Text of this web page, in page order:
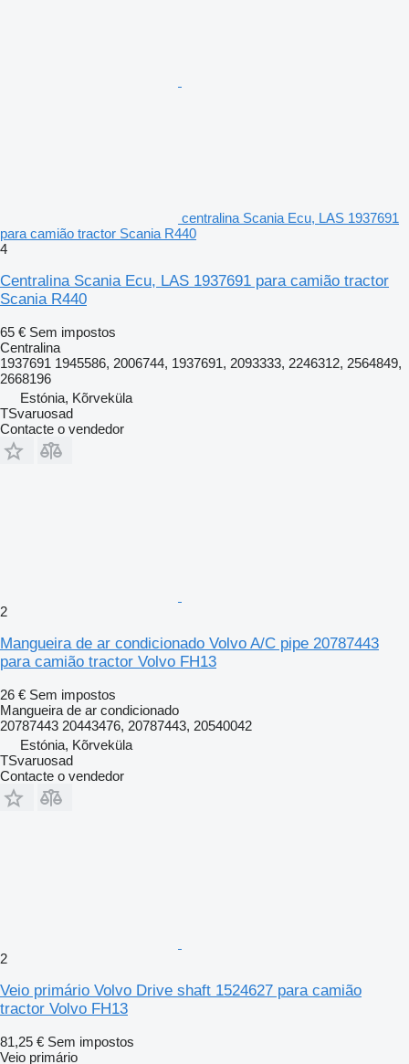
centralina Scania Ecu, LAS 1937691
para camião tractor Scania R440
4
Centralina Scania Ecu, LAS 1937691 para camião tractor
Scania R440
65 € Sem impostos
Centralina
1937691 1945586, 2006744, 1937691, 2093333, 2246312, 2564849,
2668196
Estónia, Kõrveküla
TSvaruosad
Contacte o vendedor
2
Mangueira de ar condicionado Volvo A/C pipe 20787443
para camião tractor Volvo FH13
26 € Sem impostos
Mangueira de ar condicionado
20787443 20443476, 20787443, 20540042
Estónia, Kõrveküla
TSvaruosad
Contacte o vendedor
2
Veio primário Volvo Drive shaft 1524627 para camião
tractor Volvo FH13
81,25 € Sem impostos
Veio primário